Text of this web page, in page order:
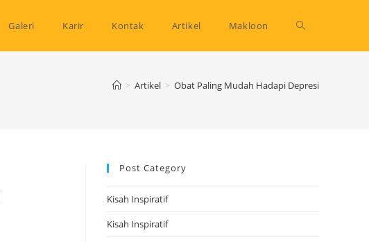
Galeri Karir Kontak Artikel Makloon Toggle
> Artikel > Obat Paling Mudah Hadapi Depresi
Post Category
Kisah Inspiratif
Kisah Inspiratif